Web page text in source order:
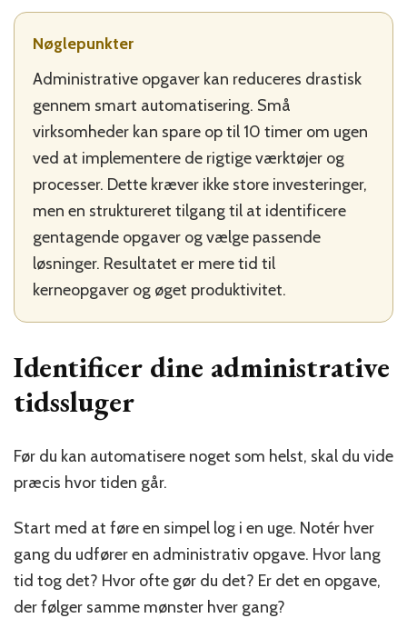
Nøglepunkter
Administrative opgaver kan reduceres drastisk
gennem smart automatisering. Små
virksomheder kan spare op til 10 timer om ugen
ved at implementere de rigtige værktøjer og
processer. Dette kræver ikke store investeringer,
men en struktureret tilgang til at identificere
gentagende opgaver og vælge passende
løsninger. Resultatet er mere tid til
kerneopgaver og øget produktivitet.
Identificer dine administrative
tidssluger
Før du kan automatisere noget som helst, skal du vide
præcis hvor tiden går.
Start med at føre en simpel log i en uge. Notér hver
gang du udfører en administrativ opgave. Hvor lang
tid tog det? Hvor ofte gør du det? Er det en opgave,
der følger samme mønster hver gang?